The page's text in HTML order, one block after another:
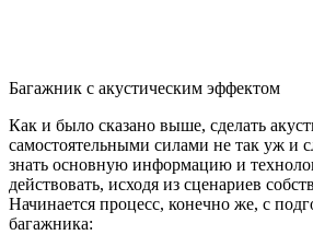
Багажник с акустическим эффектом
Как и было сказано выше, сделать
самостоятельными силами не так уж и
знать основную информацию и
действовать, исходя из сценариев
Начинается процесс, конечно же, с
багажника: